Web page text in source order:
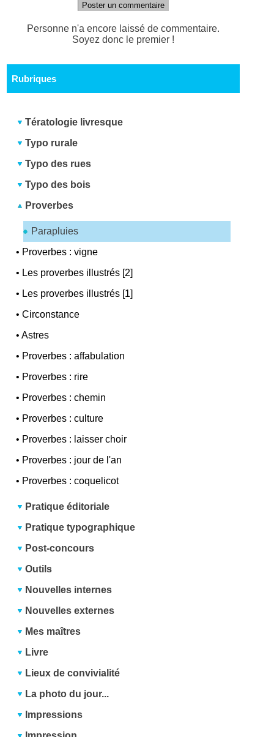
Poster un commentaire
Personne n'a encore laissé de commentaire.
Soyez donc le premier !
Rubriques
Tératologie livresque
Typo rurale
Typo des rues
Typo des bois
Proverbes
Parapluies
• Proverbes : vigne
• Les proverbes illustrés [2]
• Les proverbes illustrés [1]
•Circonstance
•Astres
• Proverbes : affabulation
• Proverbes : rire
• Proverbes : chemin
• Proverbes : culture
• Proverbes : laisser choir
• Proverbes : jour de l'an
• Proverbes : coquelicot
Pratique éditoriale
Pratique typographique
Post-concours
Outils
Nouvelles internes
Nouvelles externes
Mes maîtres
Livre
Lieux de convivialité
La photo du jour...
Impressions